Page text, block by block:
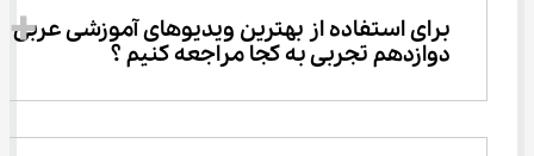
برای استفاده از بهترین ویدیوهای آموزشی عربی
دوازدهم تجربی به کجا مراجعه کنیم ؟